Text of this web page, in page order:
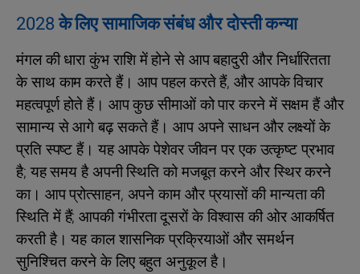
2028 के लिए सामाजिक संबंध और दोस्ती कन्या
मंगल की धारा कुंभ राशि में होने से आप बहादुरी और निर्धारितता
के साथ काम करते हैं। आप पहल करते हैं, और आपके विचार
महत्वपूर्ण होते हैं। आप कुछ सीमाओं को पार करने में सक्षम हैं और
सामान्य से आगे बढ़ सकते हैं। आप अपने साधन और लक्ष्यों के
प्रति स्पष्ट हैं। यह आपके पेशेवर जीवन पर एक उत्कृष्ट प्रभाव
है; यह समय है अपनी स्थिति को मजबूत करने और स्थिर करने
का। आप प्रोत्साहन, अपने काम और प्रयासों की मान्यता की
स्थिति में हैं; आपकी गंभीरता दूसरों के विश्वास की ओर आकर्षित
करती है। यह काल शासनिक प्रक्रियाओं और समर्थन
सुनिश्चित करने के लिए बहुत अनुकूल है।